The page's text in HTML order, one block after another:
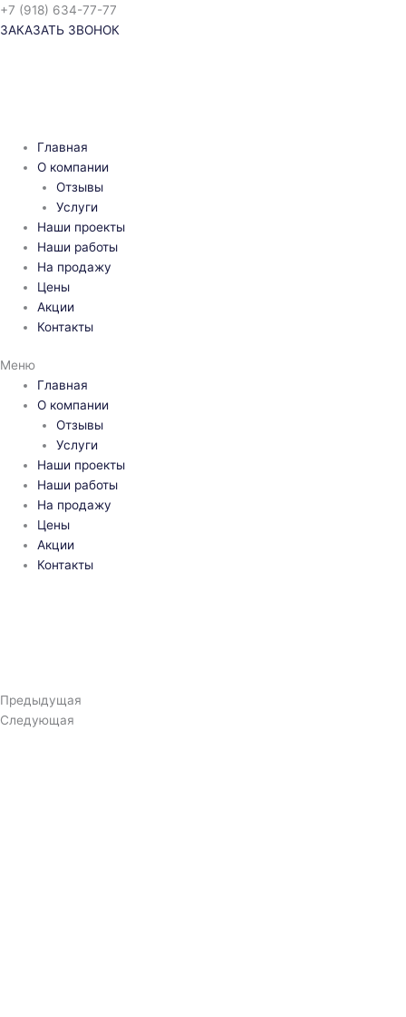
Перейти
к
+7 (918) 634-77-77
ЗАКАЗАТЬ ЗВОНОК
Главная
О компании
Отзывы
Услуги
Наши проекты
Наши работы
На продажу
Цены
Акции
Контакты
Меню
Главная
О компании
Отзывы
Услуги
Наши проекты
Наши работы
На продажу
Цены
Акции
Контакты
Предыдущая
Следующая